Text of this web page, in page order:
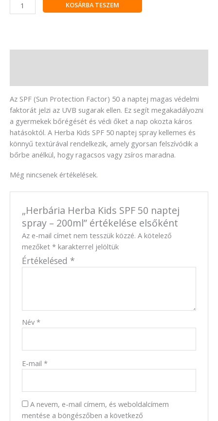
KOSÁRBA TESZEM
Az SPF (Sun Protection Factor) 50 a naptej magas védelmi
faktorát jelzi az UVB sugarak ellen. Ez segít megakadályozni
a gyermekek bőrégését és védi őket a nap okozta káros
hatásoktól. A Herba Kids SPF 50 naptej spray kellemes és
könnyű textúrával rendelkezik, amely gyorsan felszívódik a
bőrbe anélkül, hogy ragacsos vagy zsíros maradna.
Még nincsenek értékelések.
„Herbária Herba Kids SPF 50 naptej
spray – 200ml” értékelése elsőként
Az e-mail címet nem tesszük közzé. A kötelező
mezőket* karakterrel jelöltük
Értékelésed *
Név*
E-mail*
A nevem, e-mail címem, és weboldalcímem
mentése a böngészőben a következő